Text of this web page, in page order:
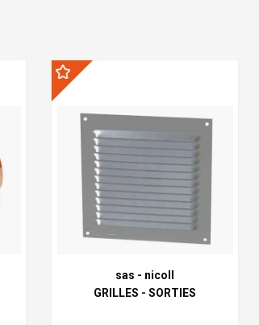
sas - nicoll
GRILLES - SORTIES